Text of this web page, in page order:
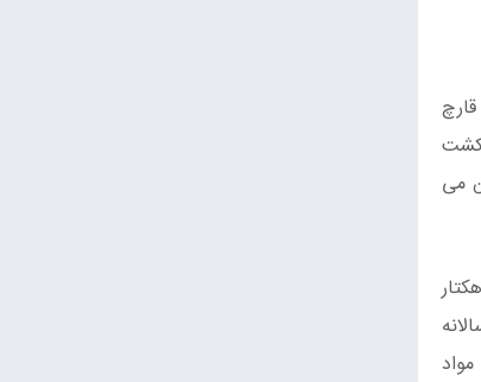
کشت
می
در هر هکتار